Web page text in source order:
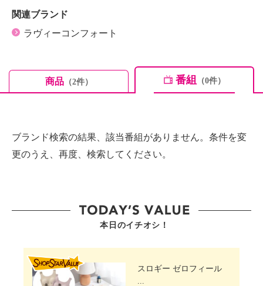
関連ブランド
ラヴィーコンフォート
商品（2件） 番組 （0件）
ブランド検索の結果、該当番組がありません。条件を変
更のうえ、再度、検索してください。
本日のイチオシ！
スロギー ゼロフィール
...